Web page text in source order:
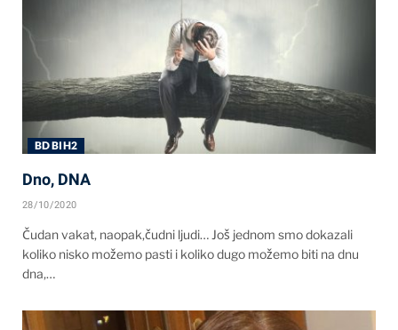
BD BIH2
Dno, DNA
28/10/2020
Čudan vakat, naopak,čudni ljudi… Još jednom smo dokazali
koliko nisko možemo pasti i koliko dugo možemo biti na dnu
dna,…